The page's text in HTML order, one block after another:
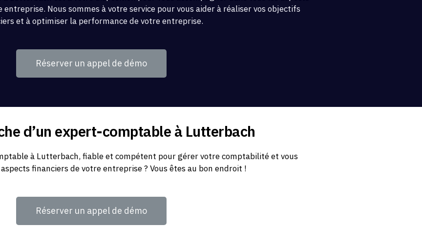
Nous sommes à votre service pour vous aider à réaliser vos objectifs
et à optimiser la performance de votre entreprise.
Réserver un appel de démo
d’un expert-comptable à Lutterbach
à Lutterbach, fiable et compétent pour gérer votre comptabilité et vous
financiers de votre entreprise ? Vous êtes au bon endroit !
Réserver un appel de démo